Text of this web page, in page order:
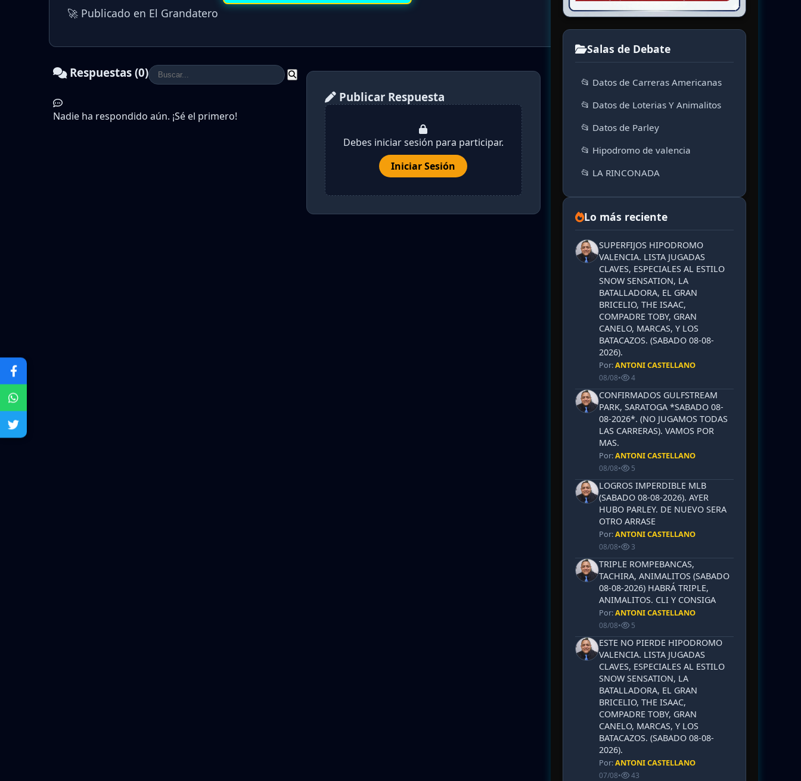
🚀 Publicado en El Grandatero
Respuestas (0)
Nadie ha respondido aún. ¡Sé el primero!
Publicar Respuesta
Debes iniciar sesión para participar.
Iniciar Sesión
Salas de Debate
📂 Datos de Carreras Americanas
📂 Datos de Loterias Y Animalitos
📂 Datos de Parley
📂 Hipodromo de valencia
📂 LA RINCONADA
Lo más reciente
SUPERFIJOS HIPODROMO
VALENCIA. LISTA JUGADAS
CLAVES, ESPECIALES AL ESTILO
SNOW SENSATION, LA
BATALLADORA, EL GRAN
BRICELIO, THE ISAAC,
COMPADRE TOBY, GRAN
CANELO, MARCAS, Y LOS
BATACAZOS. (SABADO 08-08-
2026).
Por:ANTONI CASTELLANO
08/08• 4
CONFIRMADOS GULFSTREAM
PARK, SARATOGA *SABADO 08-
08-2026*. (NO JUGAMOS TODAS
LAS CARRERAS). VAMOS POR
MAS.
Por:ANTONI CASTELLANO
08/08• 5
LOGROS IMPERDIBLE MLB
(SABADO 08-08-2026). AYER
HUBO PARLEY. DE NUEVO SERA
OTRO ARRASE
Por:ANTONI CASTELLANO
08/08• 3
TRIPLE ROMPEBANCAS,
TACHIRA, ANIMALITOS (SABADO
08-08-2026) HABRÁ TRIPLE,
ANIMALITOS. CLI Y CONSIGA
Por:ANTONI CASTELLANO
08/08• 5
ESTE NO PIERDE HIPODROMO
VALENCIA. LISTA JUGADAS
CLAVES, ESPECIALES AL ESTILO
SNOW SENSATION, LA
BATALLADORA, EL GRAN
BRICELIO, THE ISAAC,
COMPADRE TOBY, GRAN
CANELO, MARCAS, Y LOS
BATACAZOS. (SABADO 08-08-
2026).
Por:ANTONI CASTELLANO
07/08• 43